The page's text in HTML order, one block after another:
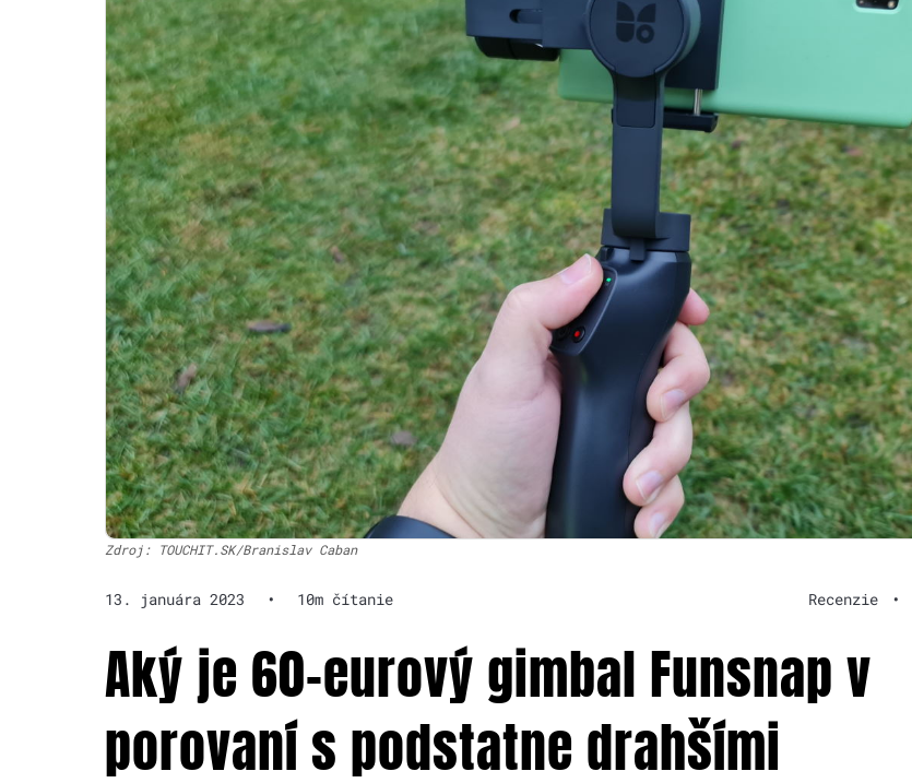
Zdroj: TOUCHIT.SK/Branislav Caban
13. januára 2023 • 10m čítanie Recenzie •
Aký je 60-eurový gimbal Funsnap v
porovaní s podstatne drahšími